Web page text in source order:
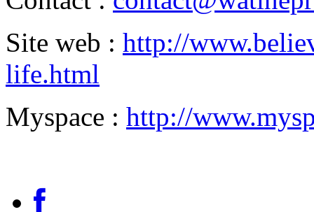
Site web : http://
life.html
Myspace : http://